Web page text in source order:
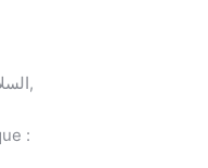
Chères soeurs, chers frères, Assalamu alaykoum السلام عليكم,
: